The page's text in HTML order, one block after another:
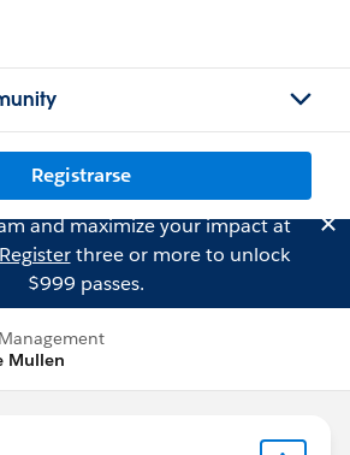
Registrarse
and maximize your impact at
Registerthree or more to unlock
$999 passes.
Mullen